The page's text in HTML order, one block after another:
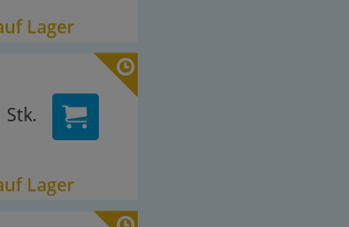
Lager
Stk.
Lager